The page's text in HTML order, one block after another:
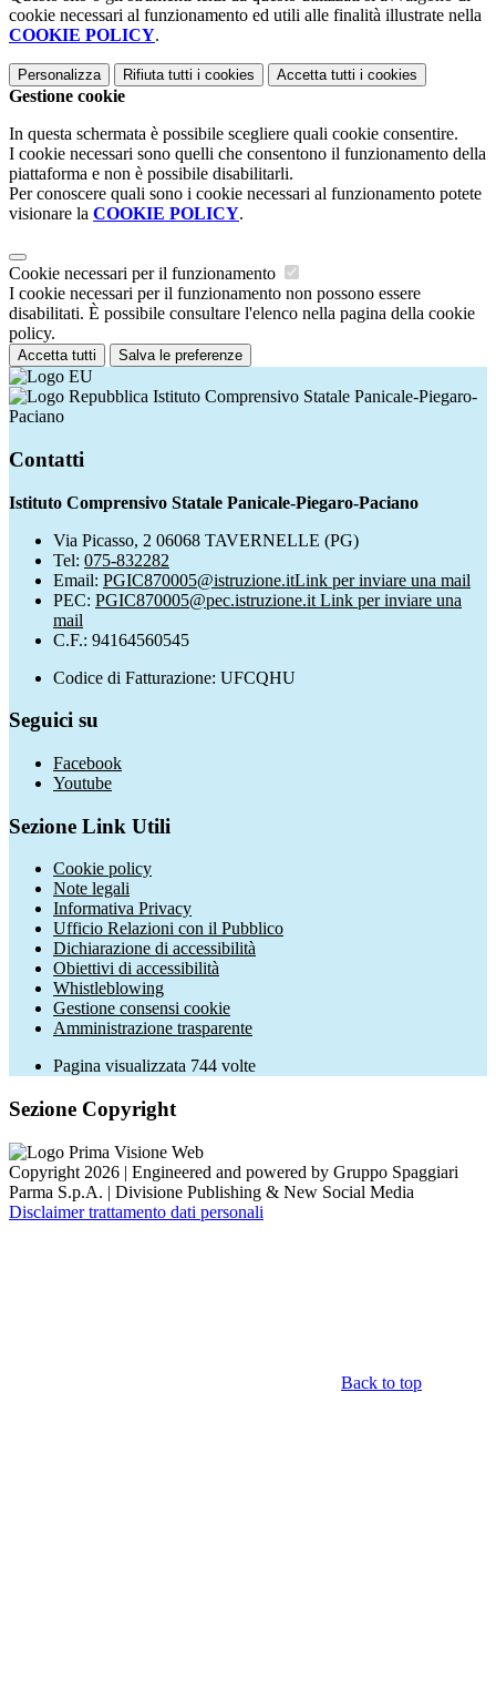
cookie necessari al funzionamento ed utili alle finalità illustrate nella
COOKIE POLICY.
Personalizza Rifiuta tutti i cookies Accetta tutti i cookies
Gestione cookie
In questa schermata è possibile scegliere quali cookie consentire.
I cookie necessari sono quelli che consentono il funzionamento della
piattaforma e non è possibile disabilitarli.
Per conoscere quali sono i cookie necessari al funzionamento potete
visionare la COOKIE POLICY.
Cookie necessari per il funzionamento
I cookie necessari per il funzionamento non possono essere
disabilitati. È possibile consultare l'elenco nella pagina della cookie
policy.
Accetta tutti Salva le preferenze
Istituto Comprensivo Statale Panicale-Piegaro-
Paciano
Contatti
Istituto Comprensivo Statale Panicale-Piegaro-Paciano
Via Picasso, 2 06068 TAVERNELLE (PG)
Tel: 075-832282
Email: PGIC870005@istruzione.itLink per inviare una mail
PEC: PGIC870005@pec.istruzione.it Link per inviare una
mail
C.F.: 94164560545
Codice di Fatturazione: UFCQHU
Seguici su
Facebook
Youtube
Sezione Link Utili
Cookie policy
Note legali
Informativa Privacy
Ufficio Relazioni con il Pubblico
Dichiarazione di accessibilità
Obiettivi di accessibilità
Whistleblowing
Gestione consensi cookie
Amministrazione trasparente
Pagina visualizzata 744 volte
Sezione Copyright
Copyright 2026 | Engineered and powered by Gruppo Spaggiari
Parma S.p.A. | Divisione Publishing & New Social Media
Disclaimer trattamento dati personali
Back to top